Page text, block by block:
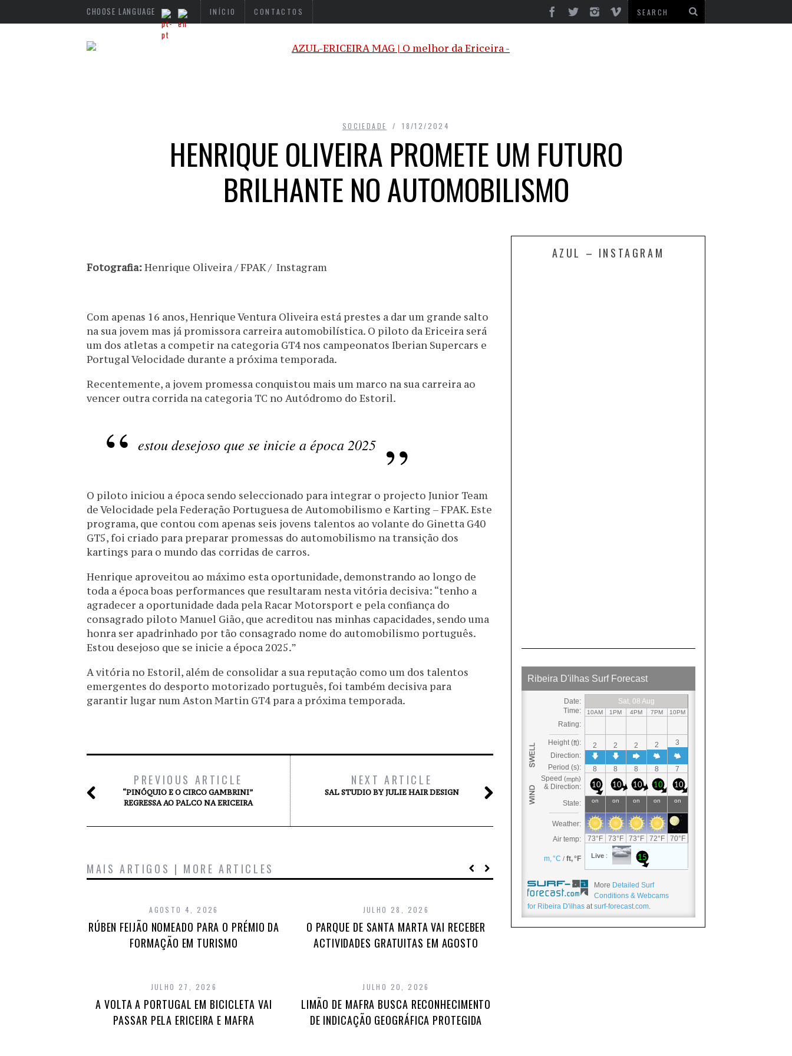
CHOOSE LANGUAGE INÍCIO CONTACTOS
SOCIEDADE 18/12/2024
HENRIQUE OLIVEIRA PROMETE UM FUTURO
BRILHANTE NO AUTOMOBILISMO
Fotografia:Henrique Oliveira / FPAK / Instagram
Com apenas 16 anos, Henrique Ventura Oliveira está prestes a dar um grande salto
na sua jovem mas já promissora carreira automobilística. O piloto da Ericeira será
um dos atletas a competir na categoria GT4 nos campeonatos Iberian Supercars e
Portugal Velocidade durante a próxima temporada.
Recentemente, a jovem promessa conquistou mais um marco na sua carreira ao
vencer outra corrida na categoria TC no Autódromo do Estoril.
estou desejoso que se inicie a época 2025
O piloto iniciou a época sendo seleccionado para integrar o projecto Junior Team
de Velocidade pela Federação Portuguesa de Automobilismo e Karting – FPAK. Este
programa, que contou com apenas seis jovens talentos ao volante do Ginetta G40
GT5, foi criado para preparar promessas do automobilismo na transição dos
kartings para o mundo das corridas de carros.
Henrique aproveitou ao máximo esta oportunidade, demonstrando ao longo de
toda a época boas performances que resultaram nesta vitória decisiva: “tenho a
agradecer a oportunidade dada pela Racar Motorsport e pela confiança do
consagrado piloto Manuel Gião, que acreditou nas minhas capacidades, sendo uma
honra ser apadrinhado por tão consagrado nome do automobilismo português.
Estou desejoso que se inicie a época 2025.”
A vitória no Estoril, além de consolidar a sua reputação como um dos talentos
emergentes do desporto motorizado português, foi também decisiva para
garantir lugar num Aston Martin GT4 para a próxima temporada.
PREVIOUS ARTICLE
“PINÓQUIO E O CIRCO GAMBRINI”
REGRESSA AO PALCO NA ERICEIRA
NEXT ARTICLE
SAL STUDIO BY JULIE HAIR DESIGN
MAIS ARTIGOS | MORE ARTICLES
AGOSTO 4, 2026
RÚBEN FEIJÃO NOMEADO PARA O PRÉMIO DA
FORMAÇÃO EM TURISMO
JULHO 28, 2026
O PARQUE DE SANTA MARTA VAI RECEBER
ACTIVIDADES GRATUITAS EM AGOSTO
JULHO 27, 2026
A VOLTA A PORTUGAL EM BICICLETA VAI
PASSAR PELA ERICEIRA E MAFRA
JULHO 20, 2026
LIMÃO DE MAFRA BUSCA RECONHECIMENTO
DE INDICAÇÃO GEOGRÁFICA PROTEGIDA
AZUL – INSTAGRAM
More Detailed Surf
Conditions & Webcams
for Ribeira D'ilhas at surf-forecast.com.